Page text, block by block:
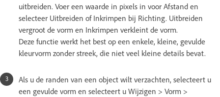
uitbreiden. Voer een waarde in pixels in voor Afstand en
selecteer Uitbreiden of Inkrimpen bij Richting. Uitbreiden
vergroot de vorm en Inkrimpen verkleint de vorm.
Deze functie werkt het best op een enkele, kleine, gevulde
kleurvorm zonder streek, die niet veel kleine details bevat.
Als u de randen van een object wilt verzachten, selecteert u
een gevulde vorm en selecteert u Wijzigen > Vorm >